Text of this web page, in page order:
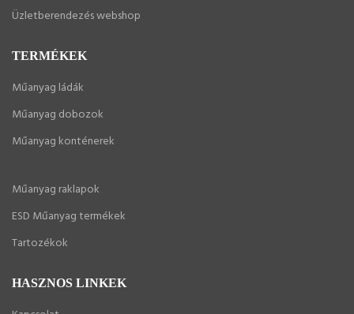
Üzletberendezés webshop
TERMÉKEK
Műanyag ládák
Műanyag dobozok
Műanyag konténerek
Műanyag raklapok
ESD Műanyag termékek
Tartozékok
HASZNOS LINKEK